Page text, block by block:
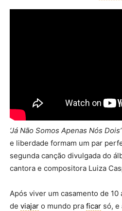
‘Já Não Somos Apenas Nós Dois’
e liberdade formam um par
segunda canção divulgada do
cantora e compositora Luiza
Após viver um casamento de
de viajar o mundo pra ficar só, e